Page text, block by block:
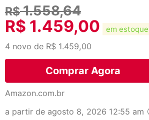
R$1.558,64
R$ 1.459,00 em estoque
4 novo de R$ 1.459,00
Comprar Agora
Amazon.com.br
a partir de agosto 8, 2026 12:55 am